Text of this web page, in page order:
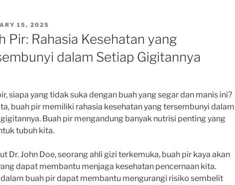
15, 2025
Pir: Rahasia Kesehatan yang
dalam Setiap Gigitannya
siapa yang tidak suka dengan buah yang segar dan manis ini?
buah pir memiliki rahasia kesehatan yang tersembunyi dalam
Buah pir mengandung banyak nutrisi penting yang
tubuh kita.
Dr. John Doe, seorang ahli gizi terkemuka, buah pir kaya akan
dapat membantu menjaga kesehatan pencernaan kita.
dalam buah pir dapat membantu mengurangi risiko sembelit